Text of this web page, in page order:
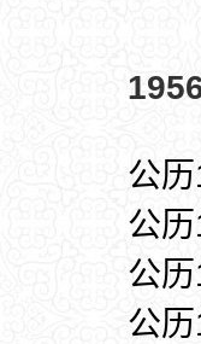
公
公
公
公